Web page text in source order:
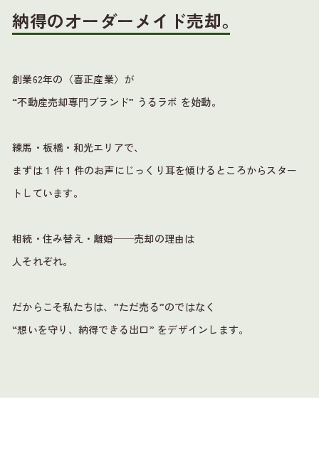
納得のオーダーメイド売却。
創業62年の〈喜正産業〉が
“不動産売却専⾨ブランド” うるラボ を始動。
練馬・板橋・和光エリアで、
まずは 1 件 1 件のお声に じっくり耳を傾けるところからスター
トしています。
相続・住み替え・離婚──売却の理由は
人それぞれ。
だからこそ私たちは、”ただ売る”のではなく
“想いを守り、納得できる出口” をデザインします。